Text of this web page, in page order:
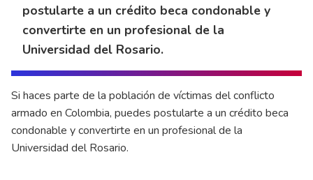
postularte a un crédito beca condonable y
convertirte en un profesional de la
Universidad del Rosario.
Si haces parte de la población de víctimas del conflicto
armado en Colombia, puedes postularte a un crédito beca
condonable y convertirte en un profesional de la
Universidad del Rosario.